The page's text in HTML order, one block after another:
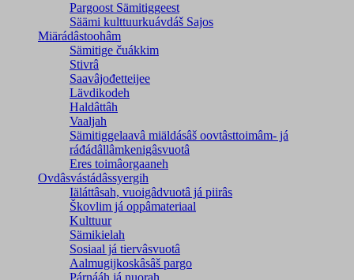
Pargoost Sämitiggeest
Säämi kulttuurkuávdáš Sajos
Miärádâstoohâm
Sämitige čuákkim
Stivrâ
Saavâjođetteijee
Lävdikodeh
Haldâttâh
Vaaljah
Sämitiggelaavâ miäldásâš oovtâsttoimâm- já
ráđádâllâmkenigâsvuotâ
Eres toimâorgaaneh
Ovdâsvástádâssyergih
Iäláttâsah, vuoigâdvuotâ já piirâs
Škovlim já oppâmateriaal
Kulttuur
Sämikielah
Sosiaal já tiervâsvuotâ
Aalmugijkoskâsâš pargo
Párnááh já nuorah